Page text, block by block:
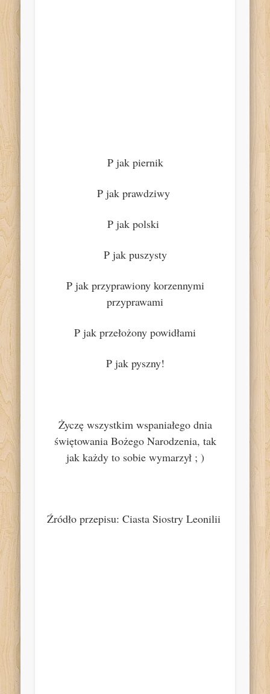
P jak piernik
P jak prawdziwy
P jak polski
P jak puszysty
P jak przyprawiony korzennymi
przyprawami
P jak przełożony powidłami
P jak pyszny!
Życzę wszystkim wspaniałego dnia
świętowania Bożego Narodzenia, tak
jak każdy to sobie wymarzył ; )
Źródło przepisu: Ciasta Siostry Leonilii